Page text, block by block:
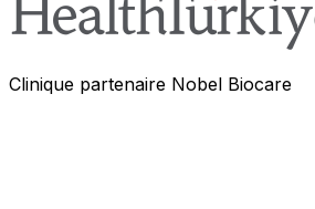
Clinique partenaire Nobel Biocare